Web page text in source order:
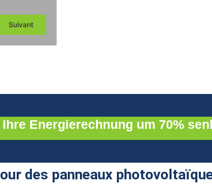
Suivant
Energierechnung um 70%
des panneaux